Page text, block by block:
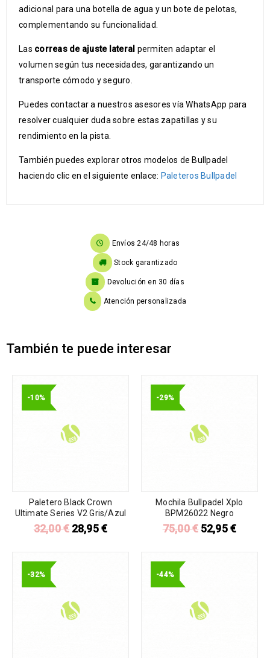
adicional para una botella de agua y un bote de pelotas,
complementando su funcionalidad.
Las correas de ajuste lateral permiten adaptar el
volumen según tus necesidades, garantizando un
transporte cómodo y seguro.
Puedes contactar a nuestros asesores vía WhatsApp para
resolver cualquier duda sobre estas zapatillas y su
rendimiento en la pista.
También puedes explorar otros modelos de Bullpadel
haciendo clic en el siguiente enlace: Paleteros Bullpadel
Envíos 24/48 horas
Stock garantizado
Devolución en 30 días
Atención personalizada
También te puede interesar
-10%
Paletero Black Crown
Ultimate Series V2 Gris/Azul
32,00€ 28,95€
-29%
Mochila Bullpadel Xplo
BPM26022 Negro
75,00€ 52,95€
-32% -44%